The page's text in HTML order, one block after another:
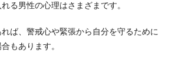
る男性の心理はさまざまです。
ば、警戒心や緊張から自分を守るために
もあります。